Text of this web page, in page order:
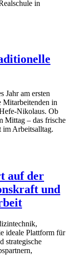
in
Jahr am ersten
Mitarbeitenden in
Nikolaus. Ob
Mittag – das frische
im Arbeitsalltag.
auf der
und
ideale Plattform für
strategische